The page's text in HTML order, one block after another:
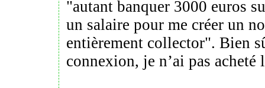
"autant banquer 3000 euros
un salaire pour me créer un
entièrement collector". Bien
connexion, je n’ai pas